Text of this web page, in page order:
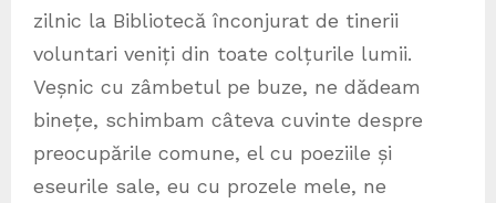
zilnic la Bibliotecă înconjurat de tinerii
voluntari veniți din toate colțurile lumii.
Veșnic cu zâmbetul pe buze, ne dădeam
binețe, schimbam câteva cuvinte despre
preocupările comune, el cu poeziile și
eseurile sale, eu cu prozele mele, ne